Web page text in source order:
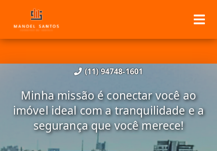
(11) 94748-1601
Minha missão é conectar você ao
imóvel ideal com a tranquilidade e a
segurança que você merece!